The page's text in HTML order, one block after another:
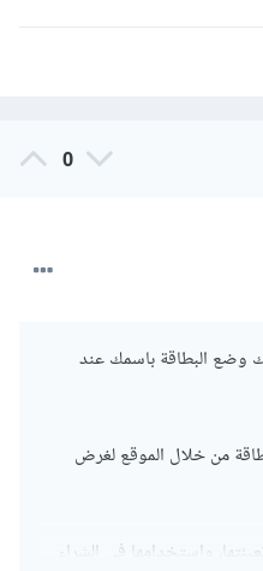
0
وضع البطاقة باسمك عند
من خلال الموقع لغرض
واستخدامها في الشراء